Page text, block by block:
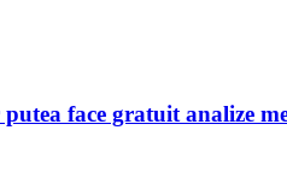
face gratuit analize